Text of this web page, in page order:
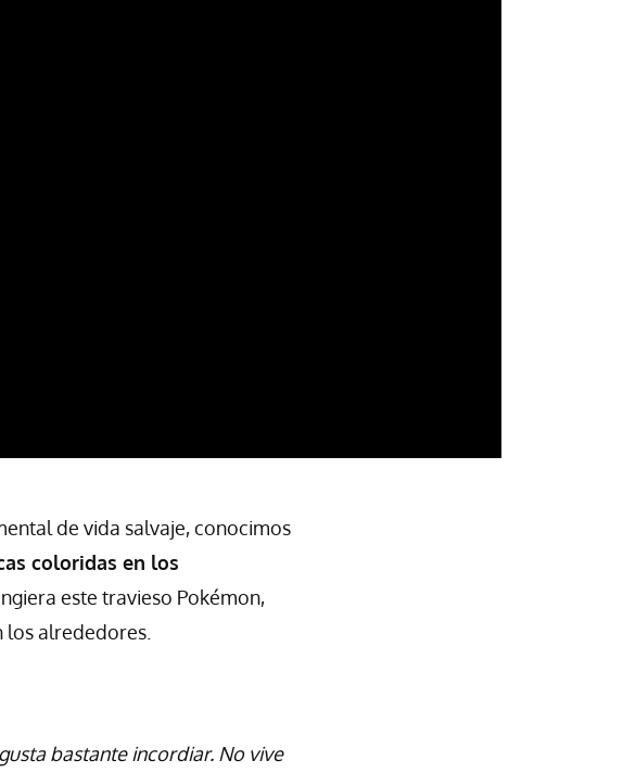
de vida salvaje, conocimos
coloridas en los
este travieso Pokémon,
los alrededores.
bastante incordiar. No vive